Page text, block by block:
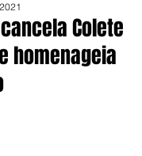
Colete
homenageia